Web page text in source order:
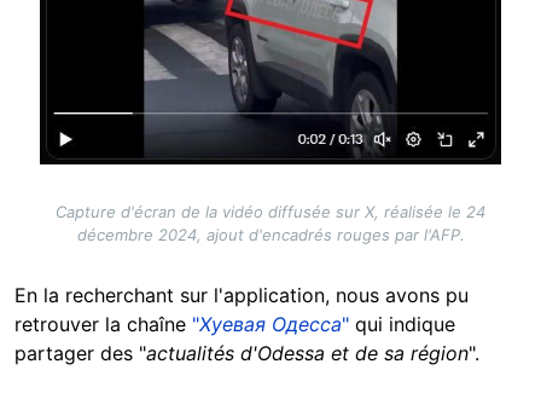
Capture d'écran de la vidéo diffusée sur X, réalisée le 24
décembre 2024, ajout d'encadrés rouges par l'AFP.
En la recherchant sur l'application, nous avons pu
retrouver la chaîne "Хуевая Одесса" qui indique
partager des "actualités d'Odessa et de sa région".